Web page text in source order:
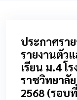
ประกาศรา
รายงานตัว
เรียน ม.4 โ
ราชวิทยาลั
2568 (รอบ